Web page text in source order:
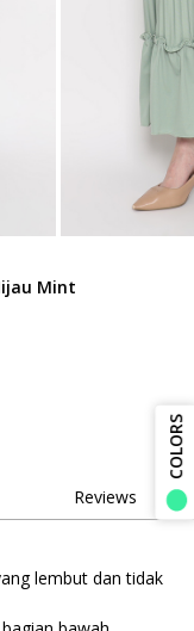
COLORS
Mint
Reviews
lembut dan tidak